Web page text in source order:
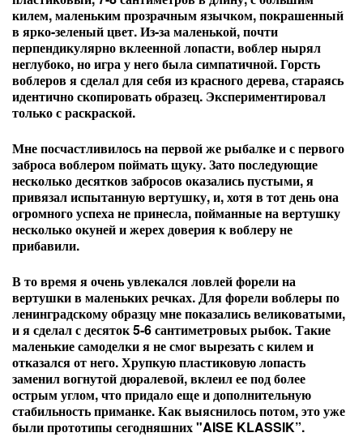
килем, маленьким прозрачным язычком, покрашенный
в ярко-зеленый цвет. Из-за маленькой, почти
перпендикулярно вклеенной лопасти, воблер нырял
неглубоко, но игра у него была симпатичной. Горсть
воблеров я сделал для себя из красного дерева, стараясь
идентично скопировать образец. Экспериментировал
только с раскраской.
Мне посчастливилось на первой же рыбалке и с первого
заброса воблером поймать щуку. Зато последующие
несколько десятков забросов оказались пустыми, я
привязал испытанную вертушку, и, хотя в тот день она
огромного успеха не принесла, пойманные на вертушку
несколько окуней и жерех доверия к воблеру не
прибавили.
В то время я очень увлекался ловлей форели на
вертушки в маленьких речках. Для форели воблеры по
ленинградскому образцу мне показались великоватыми,
и я сделал с десяток 5-6 сантиметровых рыбок. Такие
маленькие самоделки я не смог вырезать с килем и
отказался от него. Хрупкую пластиковую лопасть
заменил вогнутой дюралевой, вклеил ее под более
острым углом, что придало еще и дополнительную
стабильность приманке. Как выяснилось потом, это уже
были прототипы сегодняшних "AISE KLASSIK”.